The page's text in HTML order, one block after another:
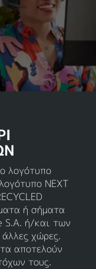
λογότυπο
NEXT
ή σήματα
S.A. ή/και των
χώρες.
αποτελούν
τους.